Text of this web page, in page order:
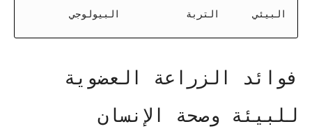
البيئي التربة البيولوجي
فوائد الزراعة العضوية
للبيئة وصحة الإنسان